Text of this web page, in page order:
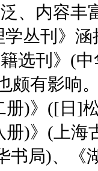
、内容丰
丛刊》
选刊》(
颇有影
)》([日]
)》(上海
书局)、《